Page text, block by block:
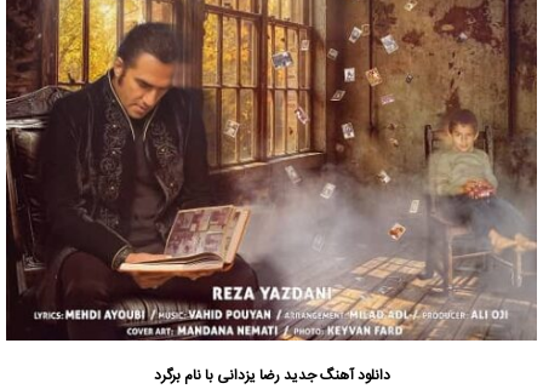
دانلود آهنگ جدیدرضا یزدانی با نام برگرد